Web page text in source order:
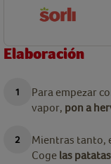
Elaboración
Para empezar
vapor, pon a
Mientras tanto,
Coge las